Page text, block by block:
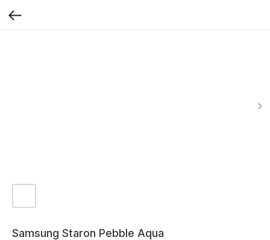
Samsung Staron Pebble Aqua